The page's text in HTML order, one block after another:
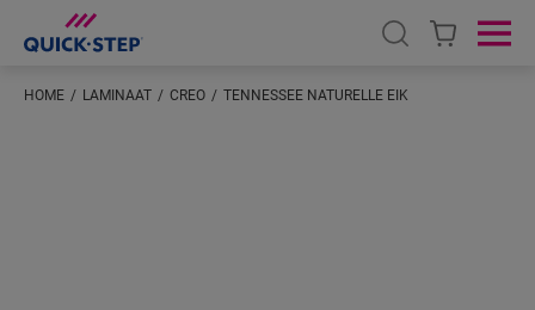
Open search
HOME LAMINAAT CREO TENNESSEE NATURELLE EIK